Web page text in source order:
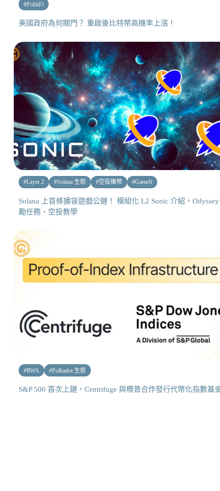
#PolitiFi
美國政府為何關門？ 重啟後比特幣高機率上漲！
#Layer 2 #Solana 生態 #空投賺幣 #Gamefi
Solana 上首條擴容遊戲公鏈！ 模組化 L2 Sonic 介紹，
勵任務、空投教學
#RWA #Polkadot 生態
S&P 500 首次上鏈，Centrifuge 與標普合作發行代幣化指數基